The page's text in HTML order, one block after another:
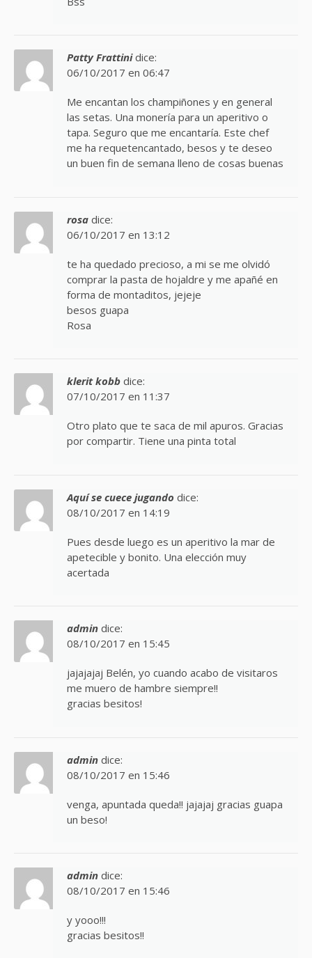
Patty Frattini dice:
06/10/2017 en 06:47
Me encantan los champiñones y en general
las setas. Una monería para un aperitivo o
tapa. Seguro que me encantaría. Este chef
me ha requetencantado, besos y te deseo
un buen fin de semana lleno de cosas buenas
rosa dice:
06/10/2017 en 13:12
te ha quedado precioso, a mi se me olvidó
comprar la pasta de hojaldre y me apañé en
forma de montaditos, jejeje
besos guapa
Rosa
klerit kobb dice:
07/10/2017 en 11:37
Otro plato que te saca de mil apuros. Gracias
por compartir. Tiene una pinta total
Aquí se cuece jugando dice:
08/10/2017 en 14:19
Pues desde luego es un aperitivo la mar de
apetecible y bonito. Una elección muy
acertada
admin dice:
08/10/2017 en 15:45
jajajajaj Belén, yo cuando acabo de visitaros
me muero de hambre siempre!!
gracias besitos!
admin dice:
08/10/2017 en 15:46
venga, apuntada queda!! jajajaj gracias guapa
un beso!
admin dice:
08/10/2017 en 15:46
y yooo!!!
gracias besitos!!